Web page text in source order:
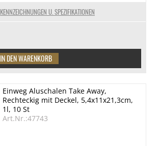
KENNZEICHNUNGEN U. SPEZIFIKATIONEN
Einweg Aluschalen Take Away,
Rechteckig mit Deckel, 5,4x11x21,3cm,
1l, 10 St
Art.Nr.:47743